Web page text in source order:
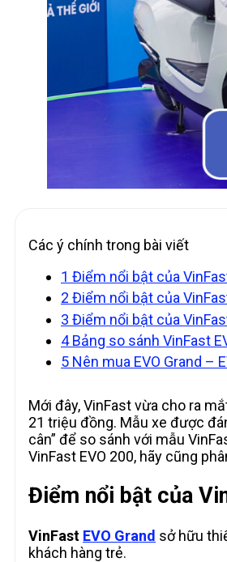
Các ý chính trong bài viết
1 Điểm nổi bật của
2 Điểm nổi bật của
3 Điểm nổi bật của
4Bảng so sánh VinFast
5 Nên mua EVO Grand –
Mới đây, VinFast vừa cho ra
21 triệu đồng. Mẫu xe được
cân” để so sánh với mẫu
VinFast EVO 200, hãy cũng
Điểm nổi bật của
VinFast EVO Grand sở hữu
khách hàng trẻ.